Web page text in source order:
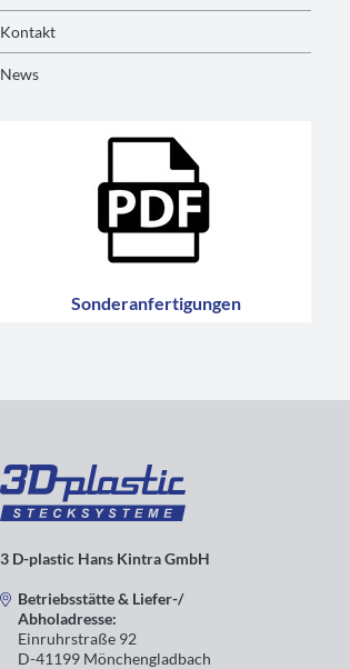
Kontakt
News
Sonderanfertigungen
3 D-plastic Hans Kintra GmbH
Betriebsstätte & Liefer-/
Abholadresse:
Einruhrstraße 92
D-41199 Mönchengladbach